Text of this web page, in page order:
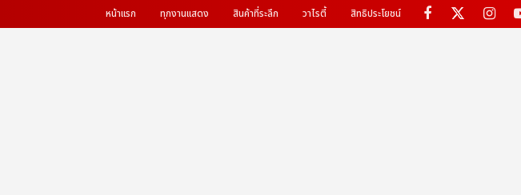
หน้าแรก ทุกงานแสดง สินค้าที่ระลึก วาไรตี้ สิทธิประโยชน์